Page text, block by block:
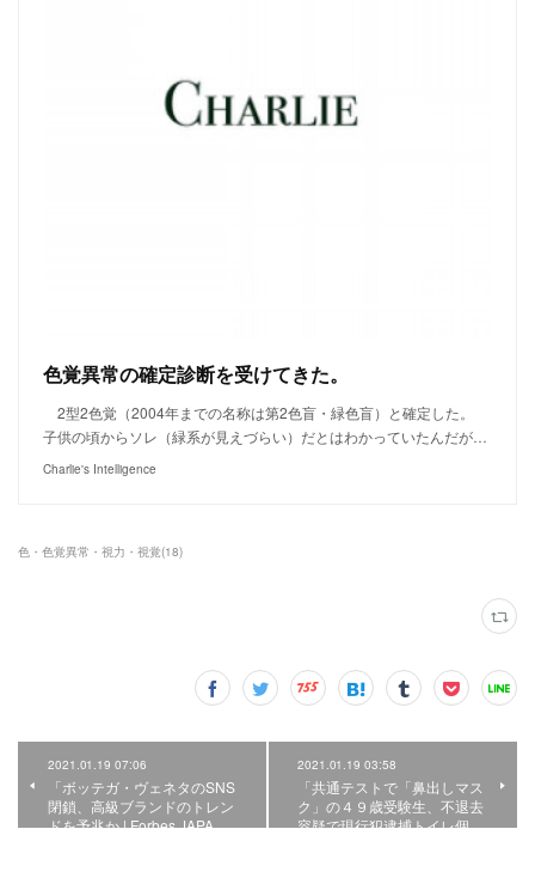
色覚異常の確定診断を受けてきた。
2型2色覚（2004年までの名称は第2色盲・緑色盲）と確定した。
子供の頃からソレ（緑系が見えづらい）だとはわかっていたんだが…
Charlie's Intelligence
色・色覚異常・視力・視覚(18)
2021.01.19 07:06
「ボッテガ・ヴェネタのSNS
閉鎖、高級ブランドのトレン
ドを予兆か | Forbes JAPA…
2021.01.19 03:58
「共通テストで「鼻出しマス
ク」の４９歳受験生、不退去
容疑で現行犯逮捕トイレ個…